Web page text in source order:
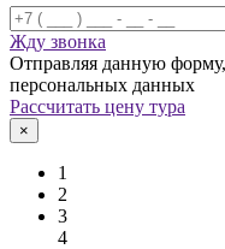
Жду звонка
Отправляя данную
персональных данных
Рассчитать цену тура
×
1
2
3
4